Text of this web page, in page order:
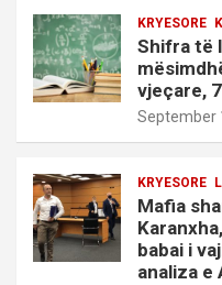
KRYESORE
Shifra të
vjeçare,
September
KRYESORE
Mafia
babai i
analiza e